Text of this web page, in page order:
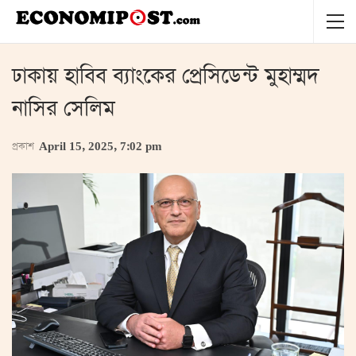
ঢাকায় হাবিব ব্যাংকের প্রেসিডেন্ট মুহাম্মদ
নাসির সেলিম
প্রকাশ April 15, 2025, 7:02 pm